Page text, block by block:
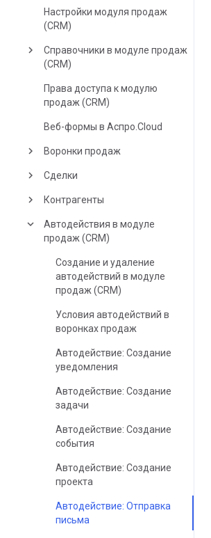
Настройки модуля продаж
(CRM)
keyboard_arrow_right
Справочники в модуле продаж
(CRM)
Права доступа к модулю
продаж (CRM)
Веб-формы в Аспро.Cloud
keyboard_arrow_right Воронки продаж
keyboard_arrow_right Сделки
keyboard_arrow_right Контрагенты
keyboard_arrow_down
Автодействия в модуле
продаж (CRM)
Создание и удаление
автодействий в модуле
продаж (CRM)
Условия автодействий в
воронках продаж
Автодействие: Создание
уведомления
Автодействие: Создание
задачи
Автодействие: Создание
события
Автодействие: Создание
проекта
Автодействие: Отправка
письма